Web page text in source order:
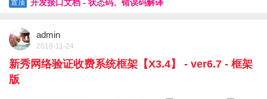
置顶 开发接口文档 - 状态码、错误码解译
admin
2018-11-24
新秀网络验证收费系统框架【X3.4】 - ver6.7 - 框架
版